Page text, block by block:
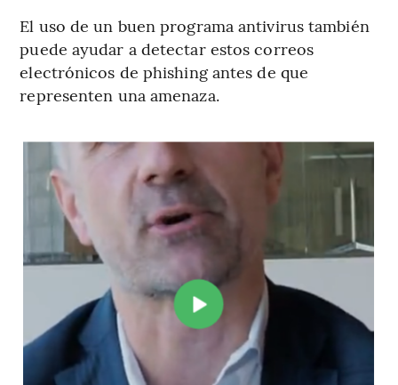
El uso de un buen programa antivirus también
puede ayudar a detectar estos correos
electrónicos de phishing antes de que
representen una amenaza.